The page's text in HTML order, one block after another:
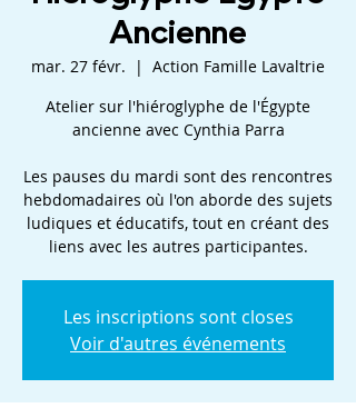
Ancienne
mar. 27 févr.
  |
Action Famille Lavaltrie
Atelier sur l'hiéroglyphe de l'Égypte
ancienne avec Cynthia Parra
Les pauses du mardi sont des rencontres
hebdomadaires où l'on aborde des sujets
ludiques et éducatifs, tout en créant des
liens avec les autres participantes.
Les inscriptions sont closes
Voir d'autres événements